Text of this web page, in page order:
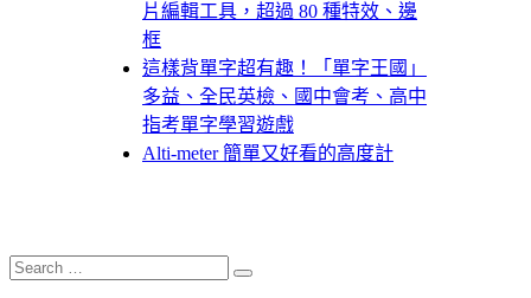
片編輯工具，超過 80 種特效、邊
框
這樣背單字超有趣！「單字王國」
多益、全民英檢、國中會考、高中
指考單字學習遊戲
Alti-meter 簡單又好看的高度計
Search
for:
Search